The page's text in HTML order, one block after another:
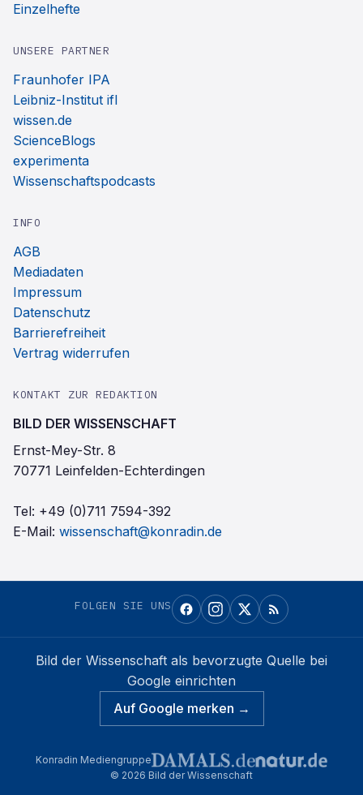
Einzelhefte
UNSERE PARTNER
Fraunhofer IPA
Leibniz-Institut ifl
wissen.de
ScienceBlogs
experimenta
Wissenschaftspodcasts
INFO
AGB
Mediadaten
Impressum
Datenschutz
Barrierefreiheit
Vertrag widerrufen
KONTAKT ZUR REDAKTION
BILD DER WISSENSCHAFT
Ernst-Mey-Str. 8
70771 Leinfelden-Echterdingen
Tel: +49 (0)711 7594-392
E-Mail: wissenschaft@konradin.de
FOLGEN SIE UNS
Bild der Wissenschaft als bevorzugte Quelle bei
Google einrichten
Auf Google merken →
Konradin Mediengruppe
© 2026 Bild der Wissenschaft